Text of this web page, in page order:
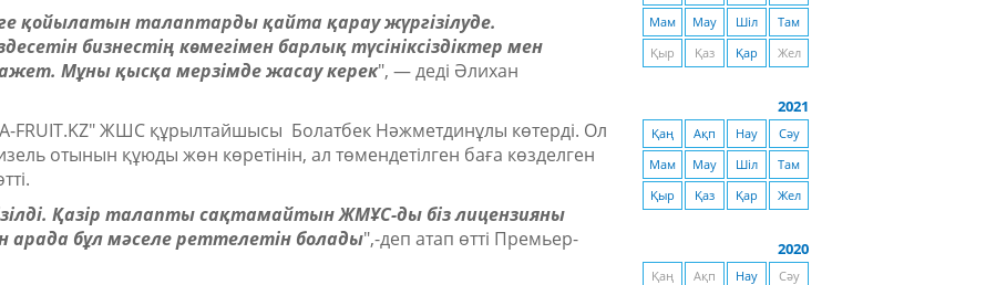
қойылатын талаптарды қайта қарау жүргізілуде.
бизнестің көмегімен барлық түсініксіздіктер мен
Мұны қысқа мерзімде жасау керек", — деді Әлихан
FRUIT.KZ" ЖШС құрылтайшысы Болатбек Нәжметдинұлы көтерді. Ол
отынын құюды жөн көретінін, ал төмендетілген баға көзделген
Қазір талапты сақтамайтын ЖМҰС-ды біз лицензияны
бұл мәселе реттелетін болады",-деп атап өтті Премьер-
Мам
Мау Шіл
Там
Қыр
Қаз Қар Жел
2021
Қаң Ақп Нау
Сәу
Мам
Мау Шіл
Там
Қыр
Қаз Қар Жел
2020
Қаң Ақп Нау
Сәу